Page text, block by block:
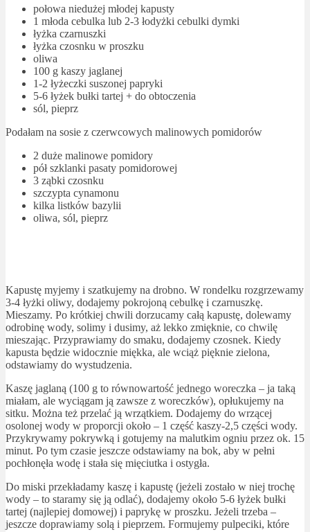
połowa niedużej młodej kapusty
1 młoda cebulka lub 2-3 łodyżki cebulki dymki
łyżka czarnuszki
łyżka czosnku w proszku
oliwa
100 g kaszy jaglanej
1-2 łyżeczki suszonej papryki
5-6 łyżek bułki tartej + do obtoczenia
sól, pieprz
Podałam na sosie z czerwcowych malinowych pomidorów
2 duże malinowe pomidory
pół szklanki pasaty pomidorowej
3 ząbki czosnku
szczypta cynamonu
kilka listków bazylii
oliwa, sól, pieprz
Kapustę myjemy i szatkujemy na drobno. W rondelku rozgrzewamy
3-4 łyżki oliwy, dodajemy pokrojoną cebulkę i czarnuszkę.
Mieszamy. Po krótkiej chwili dorzucamy całą kapustę, dolewamy
odrobinę wody, solimy i dusimy, aż lekko zmięknie, co chwilę
mieszając. Przyprawiamy do smaku, dodajemy czosnek. Kiedy
kapusta będzie widocznie miękka, ale wciąż pięknie zielona,
odstawiamy do wystudzenia.
Kaszę jaglaną (100 g to równowartość jednego woreczka – ja taką
miałam, ale wyciągam ją zawsze z woreczków), opłukujemy na
sitku. Można też przelać ją wrzątkiem. Dodajemy do wrzącej
osolonej wody w proporcji około – 1 część kaszy-2,5 części wody.
Przykrywamy pokrywką i gotujemy na malutkim ogniu przez ok. 15
minut. Po tym czasie jeszcze odstawiamy na bok, aby w pełni
pochłonęła wodę i stała się mięciutka i ostygła.
Do miski przekładamy kaszę i kapustę (jeżeli zostało w niej trochę
wody – to staramy się ją odlać), dodajemy około 5-6 łyżek bułki
tartej (najlepiej domowej) i paprykę w proszku. Jeżeli trzeba –
jeszcze doprawiamy solą i pieprzem. Formujemy pulpeciki, które